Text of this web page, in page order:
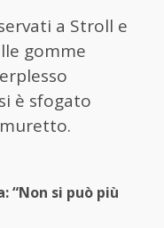
a Stroll e
gomme
è sfogato
“Non si può più